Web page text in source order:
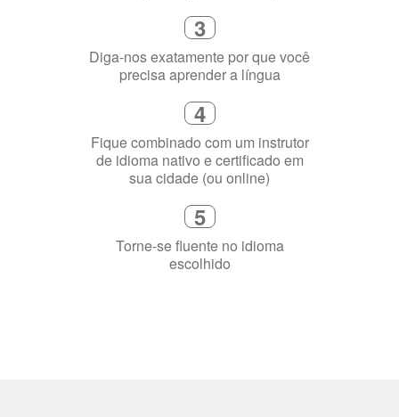
3
Diga-nos exatamente por que você
precisa aprender a língua
4
Fique combinado com um instrutor
de idioma nativo e certificado em
sua cidade (ou online)
5
Torne-se fluente no idioma
escolhido